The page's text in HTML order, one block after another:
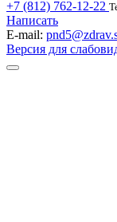
+7 (812) 762-12-22
Написать
E-mail:
Версия для